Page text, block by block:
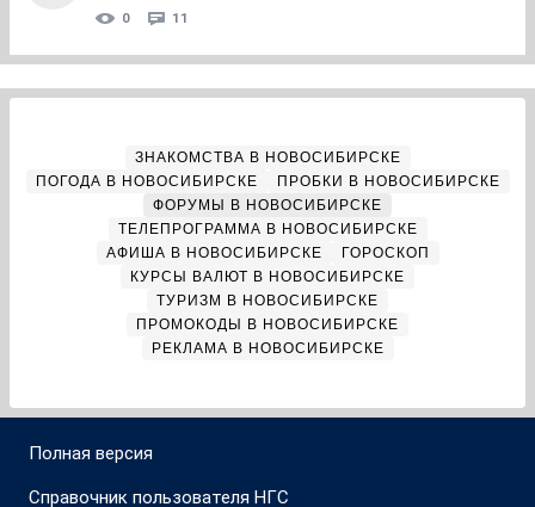
0 11
ЗНАКОМСТВА В НОВОСИБИРСКЕ
ПОГОДА В НОВОСИБИРСКЕ
ПРОБКИ В НОВОСИБИРСКЕ
ФОРУМЫ В НОВОСИБИРСКЕ
ТЕЛЕПРОГРАММА В НОВОСИБИРСКЕ
АФИША В НОВОСИБИРСКЕ
ГОРОСКОП
КУРСЫ ВАЛЮТ В НОВОСИБИРСКЕ
ТУРИЗМ В НОВОСИБИРСКЕ
ПРОМОКОДЫ В НОВОСИБИРСКЕ
РЕКЛАМА В НОВОСИБИРСКЕ
Полная версия
Справочник пользователя НГС